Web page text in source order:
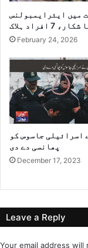
میں ایئرایمبولنس
7 افراد ہلاک
February 24, 2026
اسرائیلی جاسوس کو
پھانسی دے دی
December 17, 2023
Leave a Reply
Your email address will